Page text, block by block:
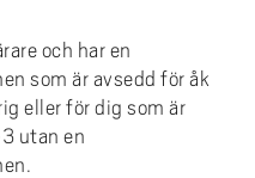
och har en
som är avsedd för åk
eller för dig som är
utan en